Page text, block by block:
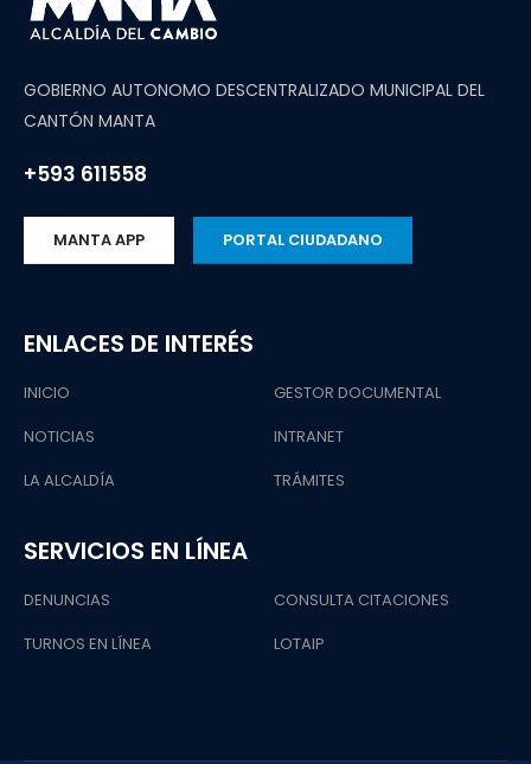
GOBIERNO AUTONOMO DESCENTRALIZADO MUNICIPAL DEL
CANTÓN MANTA
+593 611558
MANTA APP PORTAL CIUDADANO
ENLACES DE INTERÉS
INICIO
NOTICIAS
LA ALCALDÍA
GESTOR DOCUMENTAL
INTRANET
TRÁMITES
SERVICIOS EN LÍNEA
DENUNCIAS
TURNOS EN LÍNEA
CONSULTA CITACIONES
LOTAIP